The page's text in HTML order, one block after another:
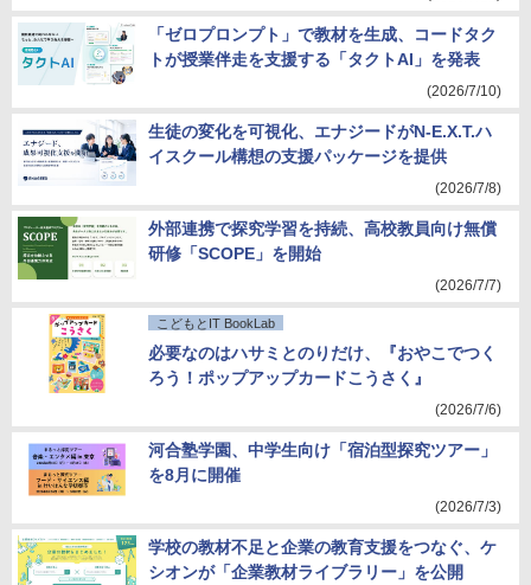
「ゼロプロンプト」で教材を生成、コードタク
トが授業伴走を支援する「タクトAI」を発表
(2026/7/10)
生徒の変化を可視化、エナジードがN-E.X.T.ハ
イスクール構想の支援パッケージを提供
(2026/7/8)
外部連携で探究学習を持続、高校教員向け無償
研修「SCOPE」を開始
(2026/7/7)
こどもとIT BookLab
必要なのはハサミとのりだけ、『おやこでつく
ろう！ポップアップカードこうさく』
(2026/7/6)
河合塾学園、中学生向け「宿泊型探究ツアー」
を8月に開催
(2026/7/3)
学校の教材不足と企業の教育支援をつなぐ、ケ
シオンが「企業教材ライブラリー」を公開